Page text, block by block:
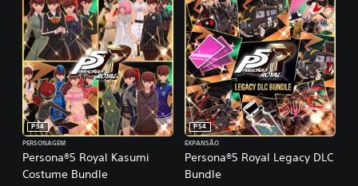
Persona®5 Royal Kasumi
Costume Bundle
PS4
PERSONAGEM
Persona®5 Royal Legacy DLC
Bundle
PS4
EXPANSÃO